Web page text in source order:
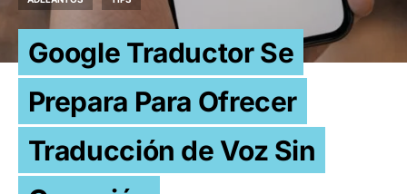
Google Traductor Se
Prepara Para Ofrecer
Traducción de Voz Sin